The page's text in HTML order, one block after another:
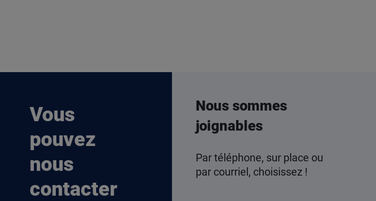
Vous
pouvez
nous
contacter
Nous sommes
joignables
Par téléphone, sur place ou
par courriel, choisissez !